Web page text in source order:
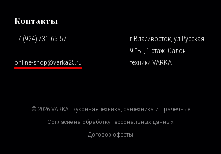
Контакты
+7 (924) 731-65-57
online-shop@varka25.ru
г.Владивосток, ул.Русская
9 "Б", 1 этаж. Салон
техники VARKA
© 2026VARKA - кухонная техника, сантехника и прачечные
Согласие на обработку персональных данных
Договор оферты